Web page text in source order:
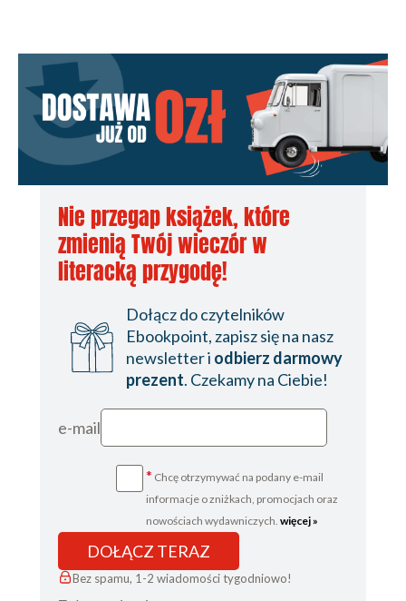
Nie przegap książek, które
zmienią Twój wieczór w
literacką przygodę!
Dołącz do czytelników
Ebookpoint, zapisz się na nasz
newsletter i odbierz darmowy
prezent. Czekamy na Ciebie!
e-mail
* Chcę otrzymywać na podany e-mail
informacje o zniżkach, promocjach oraz
nowościach wydawniczych. więcej »
DOŁĄCZ TERAZ
Bez spamu, 1-2 wiadomości tygodniowo!